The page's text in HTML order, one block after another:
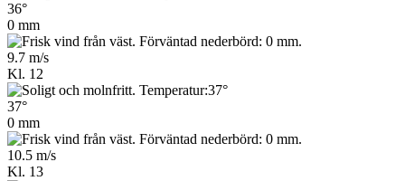
36°
0 mm
9.7 m/s
Kl. 12
37°
0 mm
10.5 m/s
Kl. 13